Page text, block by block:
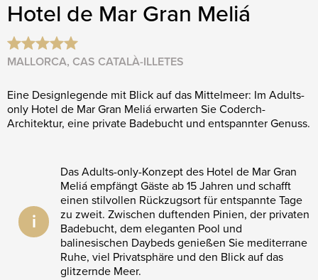
Hotel de Mar Gran Meliá
MALLORCA, CAS CATALÀ-ILLETES
Eine Designlegende mit Blick auf das Mittelmeer: Im Adults-
only Hotel de Mar Gran Meliá erwarten Sie Coderch-
Architektur, eine private Badebucht und entspannter Genuss.
i
Das Adults-only-Konzept des Hotel de Mar Gran
Meliá empfängt Gäste ab 15 Jahren und schafft
einen stilvollen Rückzugsort für entspannte Tage
zu zweit. Zwischen duftenden Pinien, der privaten
Badebucht, dem eleganten Pool und
balinesischen Daybeds genießen Sie mediterrane
Ruhe, viel Privatsphäre und den Blick auf das
glitzernde Meer.